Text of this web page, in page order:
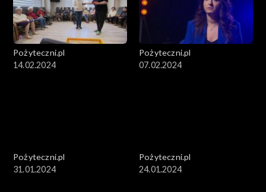
Pożyteczni.pl
14.02.2024
Pożyteczni.pl
07.02.2024
Pożyteczni.pl
31.01.2024
Pożyteczni.pl
24.01.2024